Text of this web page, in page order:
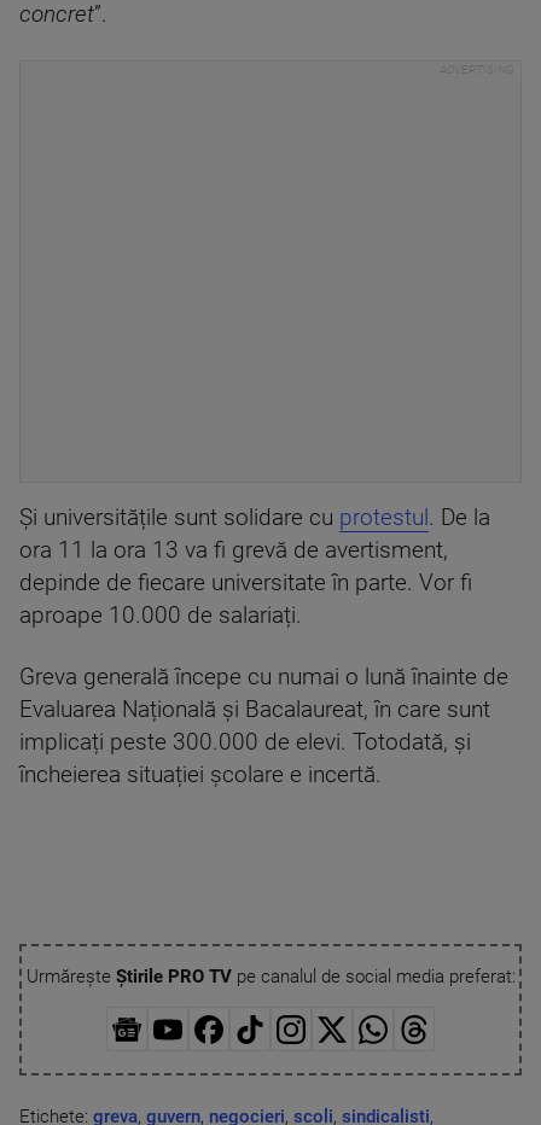
concret”.
Și universitățile sunt solidare cu protestul . De la
ora 11 la ora 13 va fi grevă de avertisment,
depinde de fiecare universitate în parte. Vor fi
aproape 10.000 de salariați.
Greva generală începe cu numai o lună înainte de
Evaluarea Națională și Bacalaureat, în care sunt
implicați peste 300.000 de elevi. Totodată, și
încheierea situației școlare e incertă.
Urmărește Știrile PRO TVpe canalul de social media preferat:
Etichete: greva, guvern, negocieri, scoli, sindicalisti,